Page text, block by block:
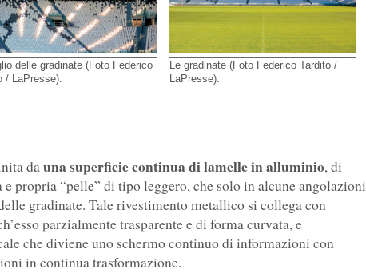
delle gradinate (Foto Federico
/ LaPresse).
Le gradinate (Foto Federico Tardito /
LaPresse).
dauna superficie continua di lamelle in alluminio, di
propria “pelle” di tipo leggero, che solo in alcune angolazioni
gradinate. Tale rivestimento metallico si collega con
parzialmente trasparente e di forma curvata, e
che diviene uno schermo continuo di informazioni con
in continua trasformazione.